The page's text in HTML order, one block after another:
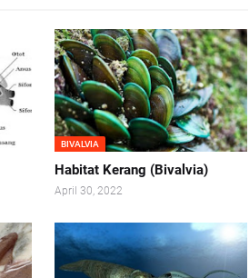
BIVALVIA
Habitat Kerang (Bivalvia)
April 30, 2022